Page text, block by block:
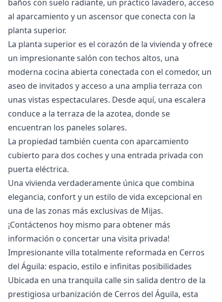
baños con suelo radiante, un práctico lavadero, acceso
al aparcamiento y un ascensor que conecta con la
planta superior.
La planta superior es el corazón de la vivienda y ofrece
un impresionante salón con techos altos, una
moderna cocina abierta conectada con el comedor, un
aseo de invitados y acceso a una amplia terraza con
unas vistas espectaculares. Desde aquí, una escalera
conduce a la terraza de la azotea, donde se
encuentran los paneles solares.
La propiedad también cuenta con aparcamiento
cubierto para dos coches y una entrada privada con
puerta eléctrica.
Una vivienda verdaderamente única que ‌combina
‌elegancia, ‌confort ‌y ‌un estilo de vida excepcional ‌en
‌una ‌de las zonas ‌más ‌exclusivas ‌de ‌Mijas.
¡Contáctenos hoy ‌mismo para obtener ‌más
‌información ‌o ‌concertar ‌una ‌visita ‌privada!
Impresionante villa totalmente reformada en Cerros
del Águila: espacio, estilo e infinitas posibilidades
Ubicada en una tranquila calle sin salida dentro de la
prestigiosa urbanización de Cerros del Águila, esta